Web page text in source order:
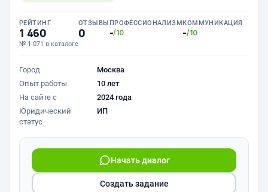
РЕЙТИНГ
1 460
№ 1 071 в каталоге
ОТЗЫВЫ
0
ПРОФЕССИОНАЛИЗМ
-/10
КОММУНИКАЦИЯ
-/10
Город
Москва
Опыт работы
10 лет
На сайте с
2024 года
Юридический
статус
ИП
Начать диалог
Создать задание